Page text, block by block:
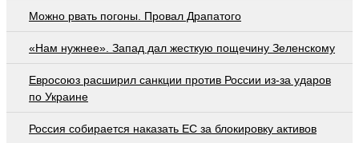
Можно рвать погоны. Провал Драпатого
«Нам нужнее». Запад дал жесткую пощечину Зеленскому
Евросоюз расширил санкции против России из-за ударов
по Украине
Россия собирается наказать EC за блокировку активов